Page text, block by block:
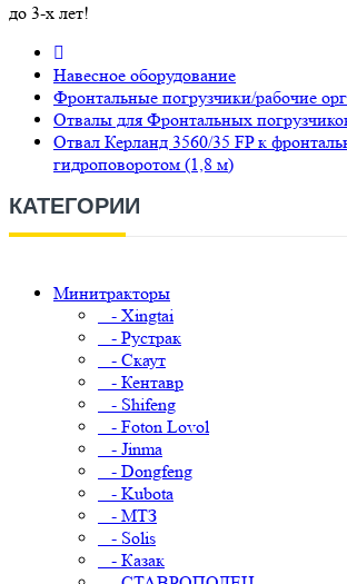
до 3-х лет!
Навесное оборудование
Фронтальные погрузчики/рабочие
Отвалы для Фронтальных
Отвал Керланд 3560/35 FP к
гидроповоротом (1,8 м)
КАТЕГОРИИ
Минитракторы
- Xingtai
- Рустрак
- Скаут
- Кентавр
- Shifeng
- Foton Lovol
- Jinma
- Dongfeng
- Kubota
- МТЗ
- Solis
- Казак